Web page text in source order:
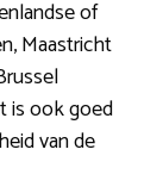
of
Maastricht
is ook goed
van de